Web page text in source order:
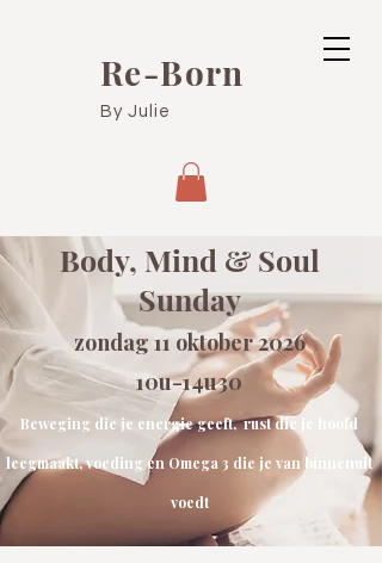
Re-Born
By Julie
Body, Mind & Soul
Sunday
zondag 11 oktober 2026
10u-14u30
Beweging die je energie geeft, rust die je hoofd
leegmaakt, voeding en Omega 3 die je van binnenuit
voedt